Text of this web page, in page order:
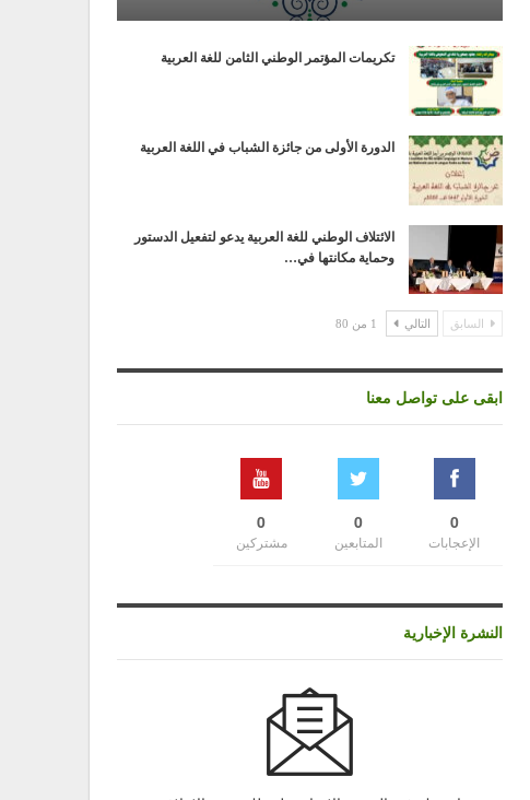
تكريمات المؤتمر الوطني الثامن للغة العربية
الدورة الأولى من جائزة الشباب في اللغة العربية
الائتلاف الوطني للغة العربية يدعو لتفعيل الدستور
وحماية مكانتها في…
السابق التالي 1 من 80
ابقى على تواصل معنا
0
الإعجابات
0
المتابعين
0
مشتركين
النشرة الإخبارية